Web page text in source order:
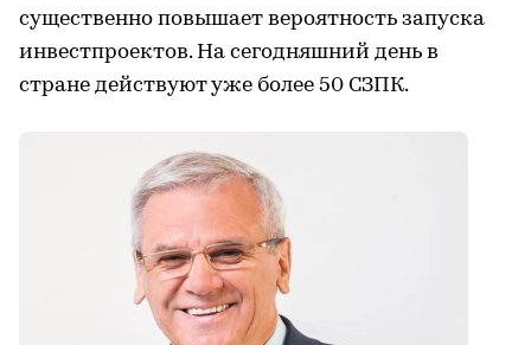
существенно повышает вероятность запуска
инвестпроектов. На сегодняшний день в
стране действуют уже более 50 СЗПК.